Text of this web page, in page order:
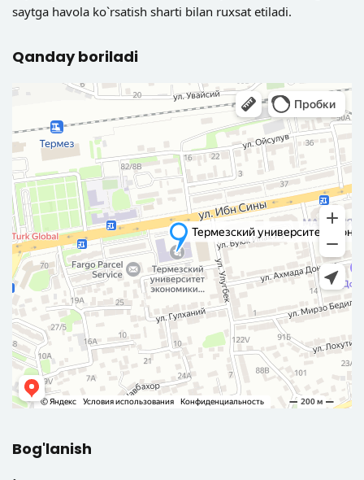
saytga havola ko`rsatish sharti bilan ruxsat etiladi.
Qanday boriladi
Bog'lanish